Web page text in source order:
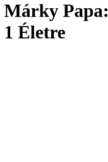
Márky
1 Életre